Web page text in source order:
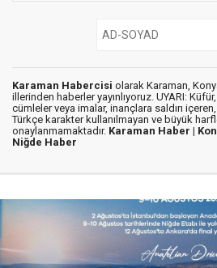
Karaman Habercisi olarak Karaman,
illerinden haberler yayınlıyoruz. UYARI:
cümleler veya imalar, inançlara saldırı içeren,
Türkçe karakter kullanılmayan ve büyük
onaylanmamaktadır. Karaman Haber |
Niğde Haber